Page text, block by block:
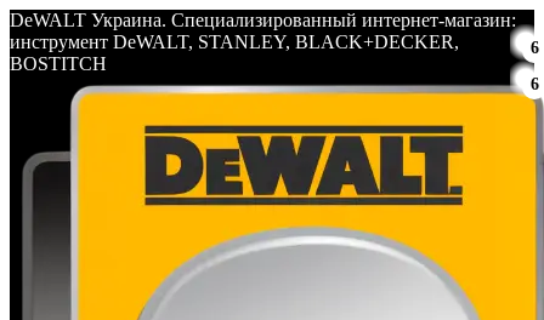
DeWALT Украина. Специализированный интернет-магазин:
инструмент DeWALT, STANLEY, BLACK+DECKER,
BOSTITCH
6
6